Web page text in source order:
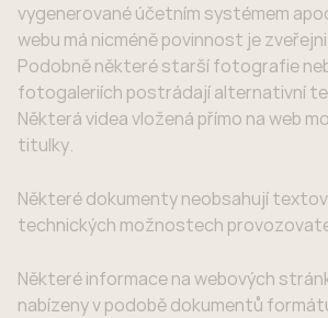
vygenerované účetním systémem
webu má nicméně povinnost je
Podobně některé starší fotografie
fotogaleriích postrádají alternativní
Některá videa vložená přímo na web
titulky.
Některé dokumenty neobsahují
technických možnostech
Některé informace na webových
nabízeny v podobě dokumentů